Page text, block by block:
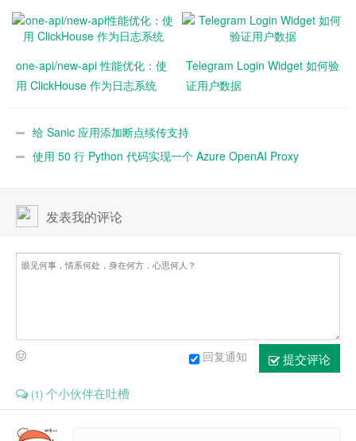
one-api/new-api 性能优化：使
用 ClickHouse 作为日志系统
Telegram Login Widget 如何验
证用户数据
给 Sanic 应用添加断点续传支持
使用 50 行 Python 代码实现一个 Azure OpenAI Proxy
发表我的评论
提交评论
回复通知
(1) 个小伙伴在吐槽